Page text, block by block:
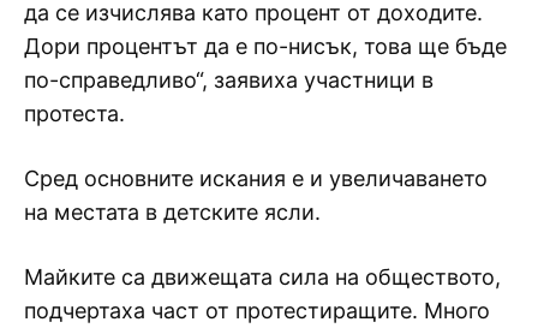
да се изчислява като процент от доходите.
Дори процентът да е по-нисък, това ще бъде
по-справедливо“, заявиха участници в
протеста.
Сред основните искания е и увеличаването
на местата в детските ясли.
Майките са движещата сила на обществото,
подчертаха част от протестиращите. Много